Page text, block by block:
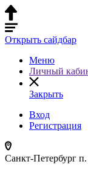
Открыть сайдбар
Меню
Личный
Закрыть
Вход
Регистрация
Санкт-Петербург